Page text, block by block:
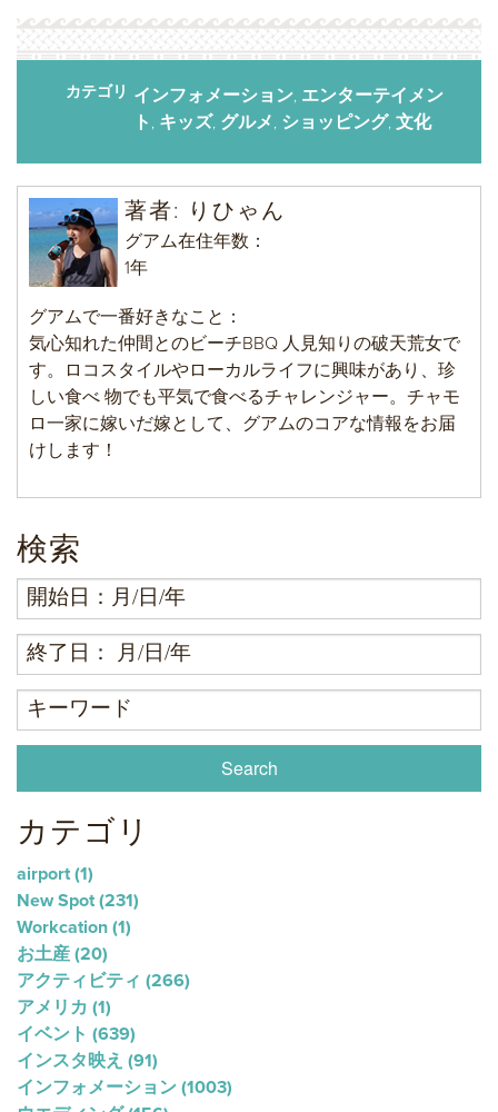
カテゴリ インフォメーション, エンターテイメン
ト, キッズ, グルメ, ショッピング, 文化
著者: りひゃん
グアム在住年数：
1年
グアムで一番好きなこと：
気心知れた仲間とのビーチBBQ 人見知りの破天荒女で
す。ロコスタイルやローカルライフに興味があり、珍
しい食べ 物でも平気で食べるチャレンジャー。チャモ
ロ一家に嫁いだ嫁として、グアムのコアな情報をお届
けします！
検索
カテゴリ
airport(1)
New Spot(231)
Workcation(1)
お土産(20)
アクティビティ (266)
アメリカ (1)
イベント (639)
インスタ映え (91)
インフォメーション(1003)